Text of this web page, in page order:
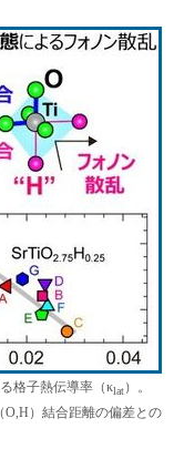
格子熱伝導率（κlat）。
O,H）結合距離の偏差との